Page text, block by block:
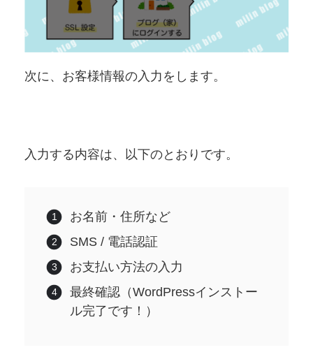
次に、お客様情報の入力をします。
入力する内容は、以下のとおりです。
お名前・住所など
SMS / 電話認証
お支払い方法の入力
最終確認（WordPressインストー
ル完了です！）